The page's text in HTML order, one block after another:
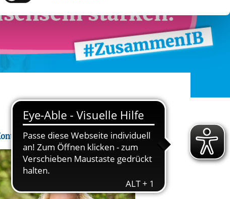
. Wenn
Cookie-
Sie:
starten/stoppen